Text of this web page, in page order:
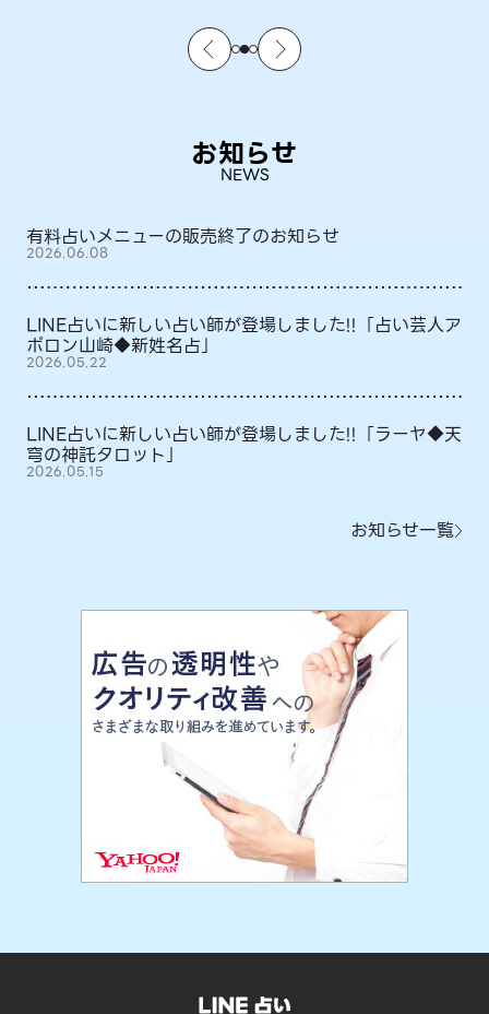
お知らせ
NEWS
有料占いメニューの販売終了のお知らせ
2026.06.08
LINE占いに新しい占い師が登場しました!!「占い芸人ア
ポロン山崎◆新姓名占」
2026.05.22
LINE占いに新しい占い師が登場しました!!「ラーヤ◆天
穹の神託タロット」
2026.05.15
お知らせ一覧